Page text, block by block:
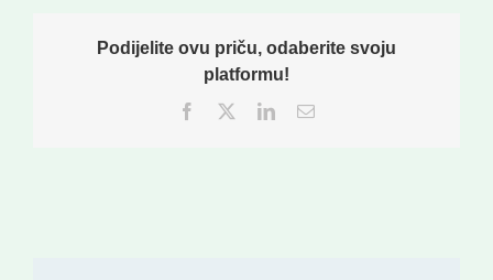
Podijelite ovu priču, odaberite svoju
platformu!
Facebook
TwitterLinkedInEmail: